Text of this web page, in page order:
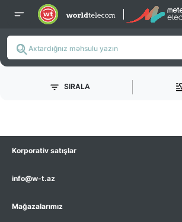
SIRALA
Korporativ satışlar
info@w-t.az
Mağazalarımız